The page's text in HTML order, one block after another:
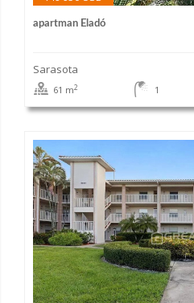
apartman Eladó
Sarasota
61 m2 1